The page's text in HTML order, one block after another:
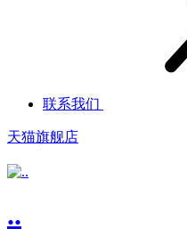
联系我们
天猫旗舰店
..